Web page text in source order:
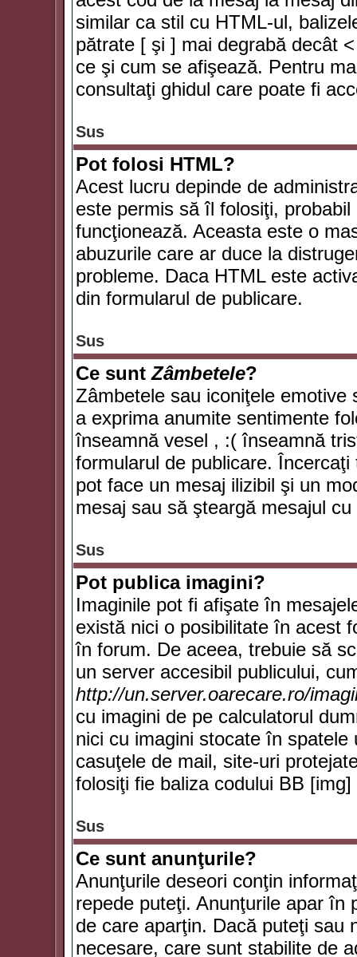
similar ca stil cu HTML-ul,
pătrate [ şi ] mai degrabă decât
ce şi cum se afişează. Pentru
consultaţi ghidul care poate fi
Sus
Pot folosi HTML?
Acest lucru depinde de
este permis să îl folosiţi,
funcţionează. Aceasta este o
abuzurile care ar duce la
probleme. Daca HTML este
din formularul de publicare.
Sus
Ce suntZâmbetele?
Zâmbetele sau iconiţele
a exprima anumite sentimente
înseamnă vesel , :( înseamnă
formularul de publicare.
pot face un mesaj ilizibil şi un
mesaj sau să şteargă mesajul cu
Sus
Pot publica imagini?
Imaginile pot fi afişate în
există nici o posibilitate în acest
în forum. De aceea, trebuie să
un server accesibil publicului,
http://un.server.oarecare.ro/
cu imagini de pe calculatorul
nici cu imagini stocate în
casuţele de mail, site-uri
folosiţi fie baliza codului BB
Sus
Ce sunt anunţurile?
Anunţurile deseori conţin
repede puteţi. Anunţurile apar în
de care aparţin. Dacă puteţi sau
necesare, care sunt stabilite de